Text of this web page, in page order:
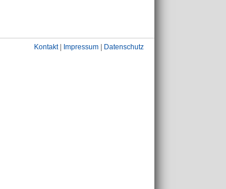
Kontakt| Impressum Datenschutz